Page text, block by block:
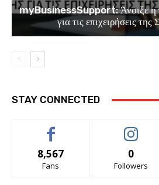
myBusinessSupport: Άνοιξε η
για τις επιχειρήσεις
STAY CONNECTED
8,567
Fans
0
Followers